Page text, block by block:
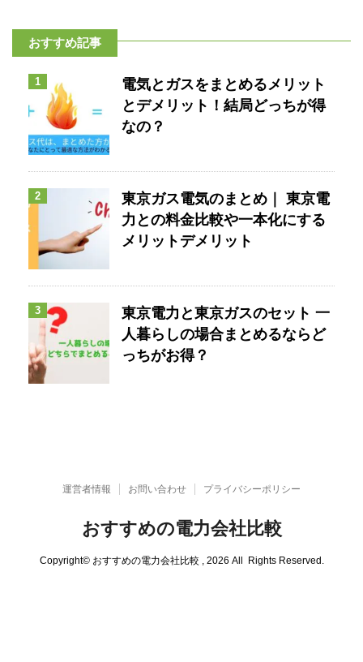
おすすめ記事
1
電気とガスをまとめるメリット
とデメリット！結局どっちが得
なの？
2
東京ガス電気のまとめ｜ 東京電
力との料金比較や一本化にする
メリットデメリット
3
東京電力と東京ガスのセット 一
人暮らしの場合まとめるならど
っちがお得？
運営者情報 お問い合わせ プライバシーポリシー
おすすめの電力会社比較
Copyright© おすすめの電力会社比較 , 2026 All Rights Reserved.